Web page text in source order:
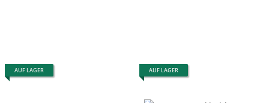
AUF LAGER AUF LAGER